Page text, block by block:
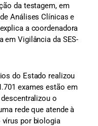
da testagem, em
Análises Clínicas e
explica a coordenadora
em Vigilância da SES-
do Estado realizou
exames estão em
o
rede que atende à
vírus por biologia